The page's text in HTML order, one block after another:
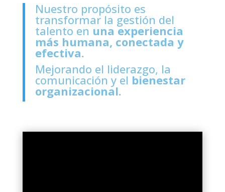
Nuestro propósito es
transformar la gestión del
talento en una experiencia
más humana, conectada y
efectiva.
Mejorando el liderazgo, la
comunicación y el bienestar
organizacional.